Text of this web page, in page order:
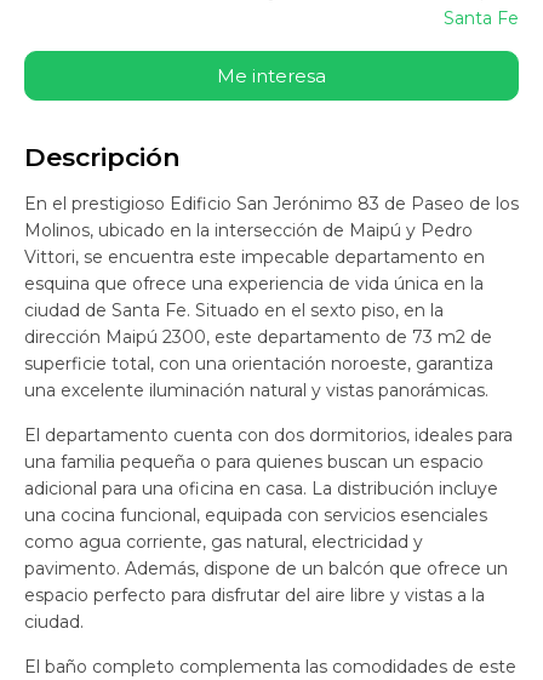
Santa Fe
Me interesa
Descripción
En el prestigioso Edificio San Jerónimo 83 de Paseo de los
Molinos, ubicado en la intersección de Maipú y Pedro
Vittori, se encuentra este impecable departamento en
esquina que ofrece una experiencia de vida única en la
ciudad de Santa Fe. Situado en el sexto piso, en la
dirección Maipú 2300, este departamento de 73 m2 de
superficie total, con una orientación noroeste, garantiza
una excelente iluminación natural y vistas panorámicas.
El departamento cuenta con dos dormitorios, ideales para
una familia pequeña o para quienes buscan un espacio
adicional para una oficina en casa. La distribución incluye
una cocina funcional, equipada con servicios esenciales
como agua corriente, gas natural, electricidad y
pavimento. Además, dispone de un balcón que ofrece un
espacio perfecto para disfrutar del aire libre y vistas a la
ciudad.
El baño completo complementa las comodidades de este